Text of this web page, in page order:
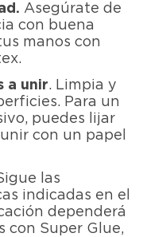
Asegúrate de
con buena
manos con
a unir. Limpia y
Para un
puedes lijar
con un papel
las
indicadas en el
dependerá
con Super Glue,